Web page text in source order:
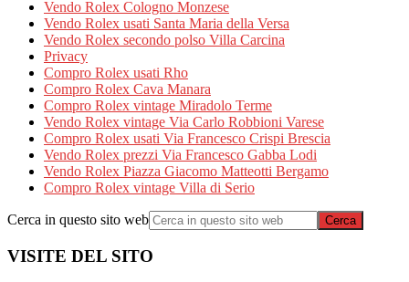
Vendo Rolex Cologno Monzese
Vendo Rolex usati Santa Maria della Versa
Vendo Rolex secondo polso Villa Carcina
Privacy
Compro Rolex usati Rho
Compro Rolex Cava Manara
Compro Rolex vintage Miradolo Terme
Vendo Rolex vintage Via Carlo Robbioni Varese
Compro Rolex usati Via Francesco Crispi Brescia
Vendo Rolex prezzi Via Francesco Gabba Lodi
Vendo Rolex Piazza Giacomo Matteotti Bergamo
Compro Rolex vintage Villa di Serio
Cerca in questo sito web
VISITE DEL SITO